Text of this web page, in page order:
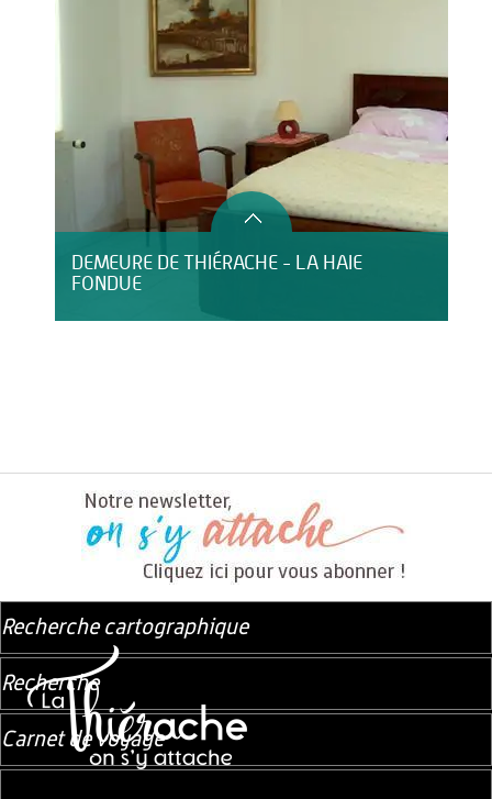
DEMEURE DE THIÉRACHE - LA HAIE
FONDUE
HÔTEL LE CLOS DU MONTVINAGE
Recherche cartographique
Recherche
Carnet de voyage